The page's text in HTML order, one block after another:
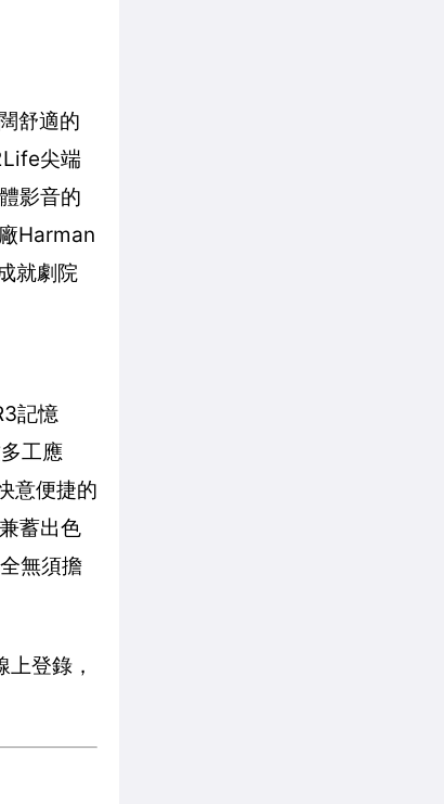
舒適的
尖端
影音的
Harman
就劇院
記憶
工應
意便捷的
蓄出色
無須擔
登錄，